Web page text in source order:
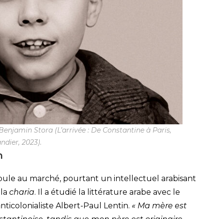
Stora (L’arrivée : De Constantine à Paris,
2023).
au marché, pourtant un intellectuel arabisant
charia. Il a étudié la littérature arabe avec le
Albert-Paul Lentin. « Ma mère est